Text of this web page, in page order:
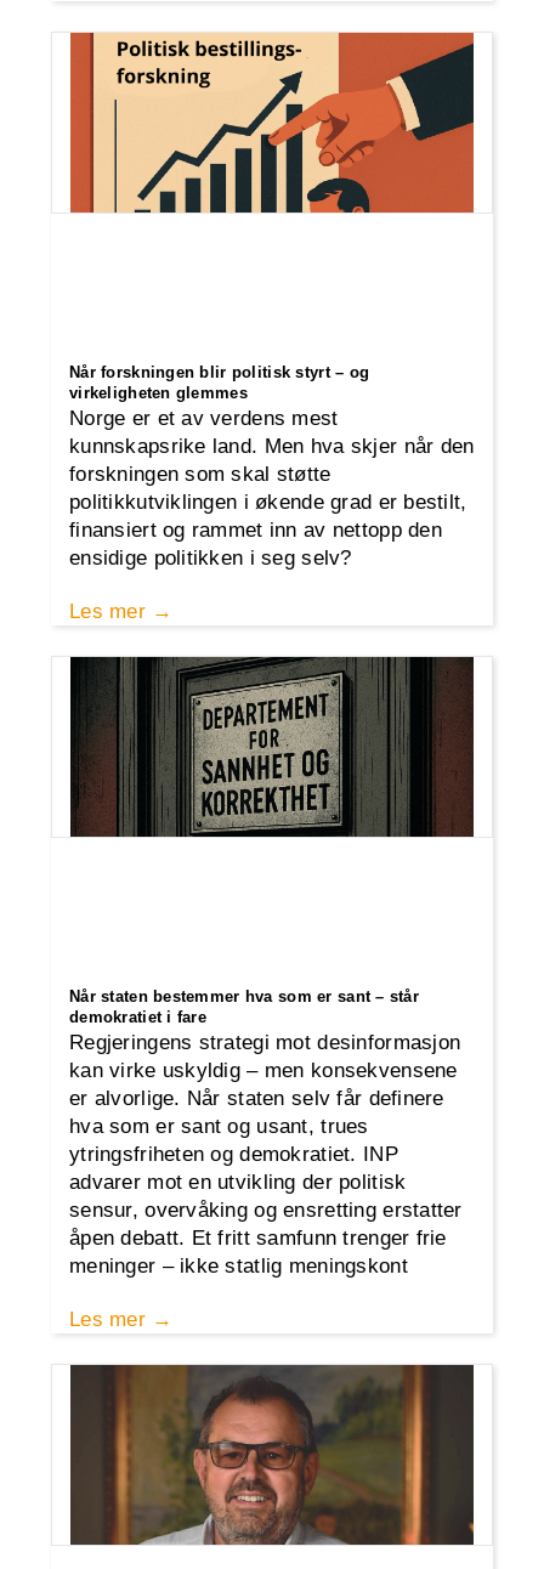
Når forskningen blir politisk styrt – og
virkeligheten glemmes
Norge er et av verdens mest
kunnskapsrike land. Men hva skjer når den
forskningen som skal støtte
politikkutviklingen i økende grad er bestilt,
finansiert og rammet inn av nettopp den
ensidige politikken i seg selv?
Les mer
Når staten bestemmer hva som er sant – står
demokratiet i fare
Regjeringens strategi mot desinformasjon
kan virke uskyldig – men konsekvensene
er alvorlige. Når staten selv får definere
hva som er sant og usant, trues
ytringsfriheten og demokratiet. INP
advarer mot en utvikling der politisk
sensur, overvåking og ensretting erstatter
åpen debatt. Et fritt samfunn trenger frie
meninger – ikke statlig meningskont
Les mer